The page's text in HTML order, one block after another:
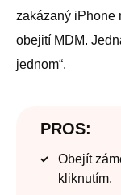
zakázaný iPhone
obejití MDM.
jednom“.
PROS:
Obejít
kliknutím.